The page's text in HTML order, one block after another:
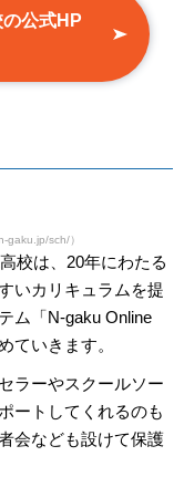
公式HP
gaku.jp/sch/）
校は、20年にわたる
いカリキュラムを提
ム「N-gaku Online
ていきます。
ラーやスクールソー
ートしてくれるのも
会なども設けて保護